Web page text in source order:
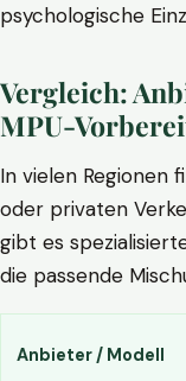
psychologische
Vergleich:
MPU-
In vielen Regionen
oder privaten
gibt es
die passende
Anbieter / Modell